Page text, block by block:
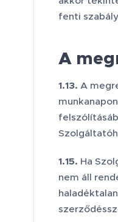
fenti
A
1.13. A
1.15. Ha
nem áll